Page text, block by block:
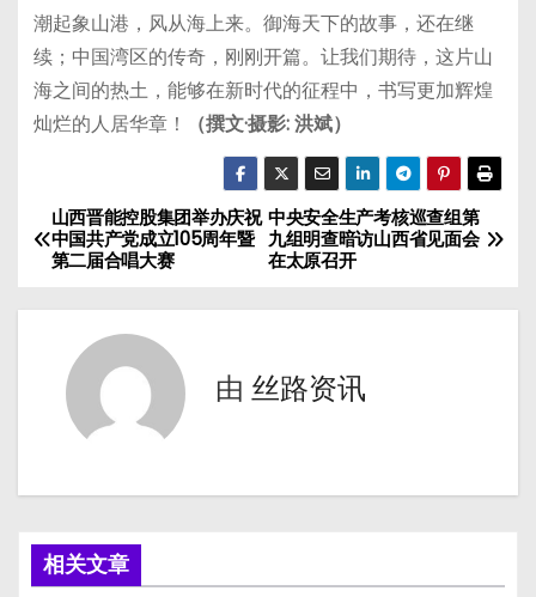
潮起象山港，风从海上来。御海天下的故事，还在继
续；中国湾区的传奇，刚刚开篇。让我们期待，这片山
海之间的热土，能够在新时代的征程中，书写更加辉煌
灿烂的人居华章！
（撰文·摄影: 洪斌）
文
章
航
中央安全生产考核巡查组第
九组明查暗访山西省见面会
在太原召开
山西晋能控股集团举办庆祝
中国共产党成立105周年暨
第二届合唱大赛
由 丝路资讯
相关文章